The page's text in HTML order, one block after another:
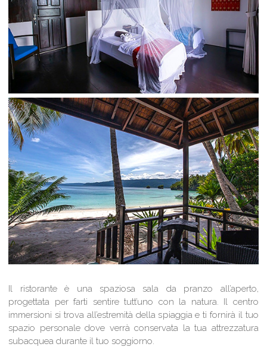
Il ristorante è una spaziosa sala da pranzo all’aperto,
progettata per farti sentire tutt’uno con la natura. Il centro
immersioni si trova all’estremità della spiaggia e ti fornirà il tuo
spazio personale dove verrà conservata la tua attrezzatura
subacquea durante il tuo soggiorno.